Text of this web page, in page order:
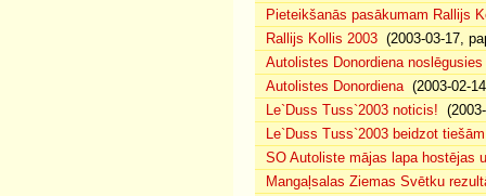
Pieteikšanās pasākumam Rallijs
Rallijs Kollis 2003 (2003-03-17,
Autolistes Donordiena noslēgusies
Autolistes Donordiena(2003-02-
Le`Duss Tuss`2003 noticis!
Le`Duss Tuss`2003 beidzot
SO Autoliste mājas lapa hostējas
Mangaļsalas Ziemas Svētku